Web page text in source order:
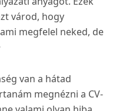
várod, hogy
megfelel neked, de
van a hátad
megnézni a CV-